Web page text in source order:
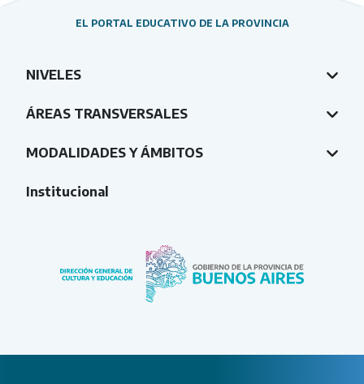
EL PORTAL EDUCATIVO DE LA PROVINCIA
NIVELES
ÁREAS TRANSVERSALES
MODALIDADES Y ÁMBITOS
Institucional